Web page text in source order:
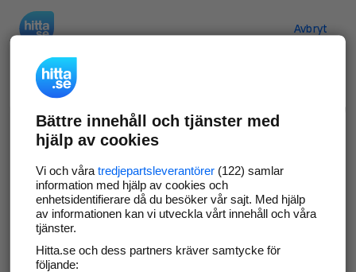
Avbryt
Verifiera ditt företag
Gör som 69 551företag
företagssida på hitta.se och syns bättre mot
kunder i ditt närområde. Helt kostnadsfritt.
Uppdatera din företagsinformation
Svara på och hantera dina omdömen
Bättre innehåll och tjänster med
hjälp av cookies
Vi och våra tredjepartsleverantörer(122) samlar
information med hjälp av cookies och
enhetsidentifierare då du besöker vår sajt. Med hjälp
av informationen kan vi utveckla vårt innehåll och våra
tjänster.
Hitta.se och dess partners kräver samtycke för
följande: